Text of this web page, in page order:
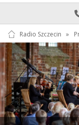
Radio Szczecin »